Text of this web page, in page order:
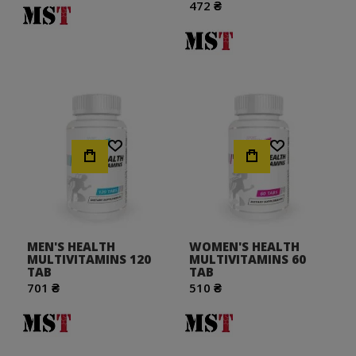
Если вы хотите нарастить мышцы, улучшить спортивные
результаты или укрепить здоровье и физическую форму в
целом, у бренда MST найдется продукт, который поможет
Киеве и с оперативной доставкой по всей Украине.
472 ₴
Хочу!
MEN'S HEALTH
MULTIVITAMINS 120
TAB
701 ₴
Хочу!
WOMEN'S HEALTH
MULTIVITAMINS 60
TAB
510 ₴